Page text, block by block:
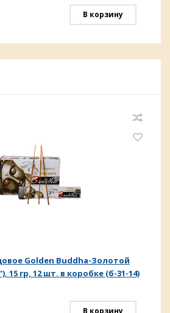
В корзину
Golden Buddha-Золотой
15 гр, 12 шт. в коробке (б-31-14)
В корзину